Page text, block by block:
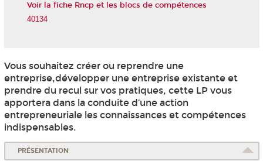
Voir la fiche Rncp et les blocs de compétences
40134
Vous souhaitez créer ou reprendre une
entreprise,développer une entreprise existante et
prendre du recul sur vos pratiques, cette LP vous
apportera dans la conduite d’une action
entrepreneuriale les connaissances et compétences
indispensables.
PRÉSENTATION